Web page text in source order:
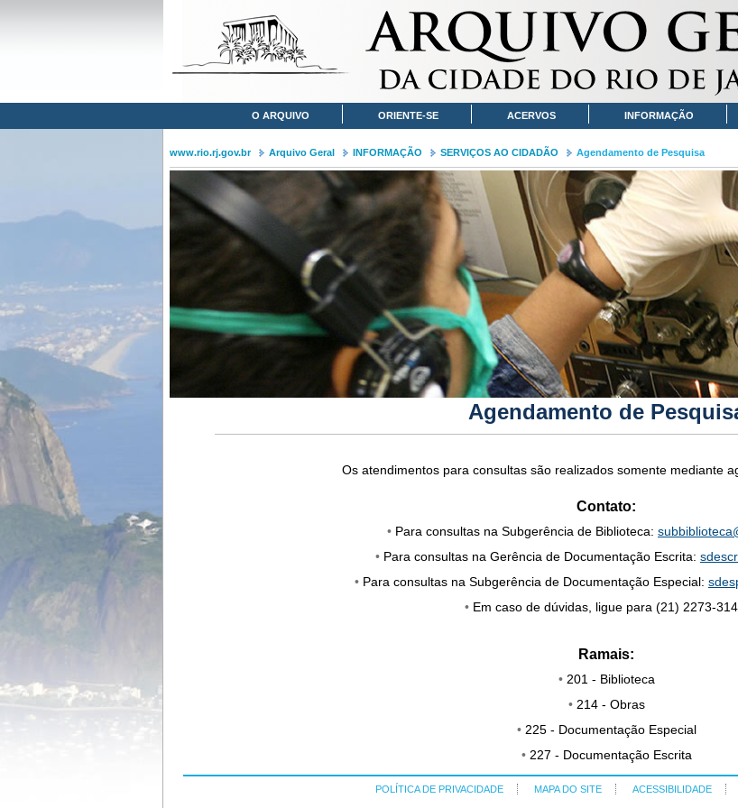
O ARQUIVO ORIENTE-SE ACERVOS INFORMAÇÃO
www.rio.rj.gov.br Arquivo Geral INFORMAÇÃO SERVIÇOS AO CIDADÃO Agendamento de Pesquisa
Agendamento de
Os atendimentos para consultas são realizados somente mediante
Contato:
• Para consultas na Subgerência de Biblioteca:
• Para consultas na Gerência de Documentação Escrita:
• Para consultas na Subgerência de Documentação Especial:
• Em caso de dúvidas, ligue para (21) 2273-
Ramais:
• 201 - Biblioteca
• 214 - Obras
• 225 - Documentação Especial
• 227 - Documentação Escrita
POLÍTICA DE PRIVACIDADE MAPA DO SITE ACESSIBILIDADE